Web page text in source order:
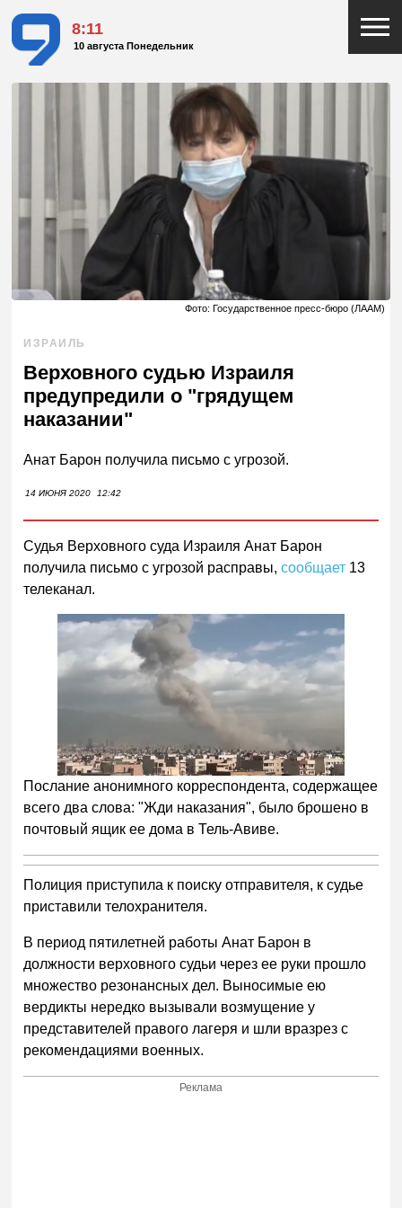
8:11
10 августа Понедельник
Фото: Государственное пресс-бюро (ЛААМ)
ИЗРАИЛЬ
Верховного судью Израиля
предупредили о "грядущем
наказании"
Анат Барон получила письмо с угрозой.
14 ИЮНЯ 2020 12:42
Судья Верховного суда Израиля Анат Барон
получила письмо с угрозой расправы,сообщает 13
телеканал.
Послание анонимного корреспондента, содержащее
всего два слова: "Жди наказания", было брошено в
почтовый ящик ее дома в Тель-Авиве.
Полиция приступила к поиску отправителя, к судье
приставили телохранителя.
В период пятилетней работы Анат Барон в
должности верховного судьи через ее руки прошло
множество резонансных дел. Выносимые ею
вердикты нередко вызывали возмущение у
представителей правого лагеря и шли вразрез с
рекомендациями военных.
Реклама